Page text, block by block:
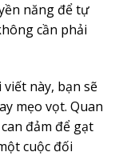
năng để tự
cần phải
này, bạn sẽ
mẹo vọt. Quan
đảm để gạt
cuộc đối